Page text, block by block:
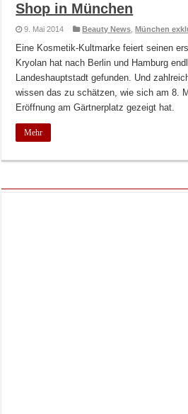
Shop in München
9. Mai 2014 Beauty News ,München
Eine Kosmetik-Kultmarke feiert seinen
Kryolan hat nach Berlin und Hamburg
Landeshauptstadt gefunden. Und
wissen das zu schätzen, wie sich am 8.
Eröffnung am Gärtnerplatz gezeigt hat.
Mehr